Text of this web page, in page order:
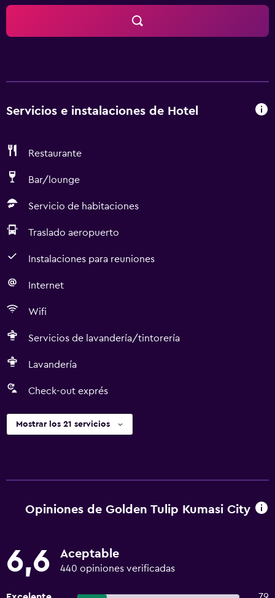
como para ayudarte durante tu visita.
Servicios e instalaciones de Hotel
Restaurante
Bar/lounge
Servicio de habitaciones
Traslado aeropuerto
Instalaciones para reuniones
Internet
Wifi
Servicios de lavandería/tintorería
Lavandería
Check-out exprés
Mostrar los 21 servicios
Opiniones de Golden Tulip Kumasi City
6,6 Aceptable
440 opiniones verificadas